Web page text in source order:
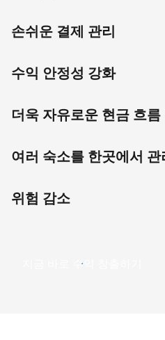
손쉬운 결제 관리
수익 안정성 강화
더욱 자유로운 현금 흐름
여러 숙소를 한곳에서 관
위험 감소
지금 바로 수익 창출하기